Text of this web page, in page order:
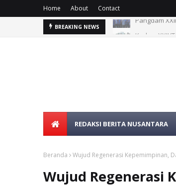
Home About Contact
BREAKING NEWS
Kodam
REDAKSI BERITA NUSANTARA
Beranda Wujud Regenerasi Kepemimpinan,
Wujud Regenerasi